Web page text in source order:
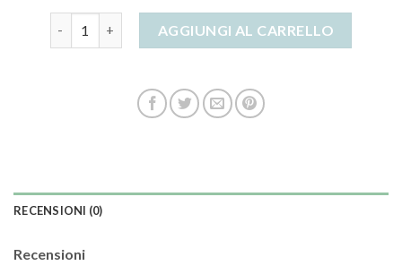
AGGIUNGI AL CARRELLO
RECENSIONI (0)
Recensioni